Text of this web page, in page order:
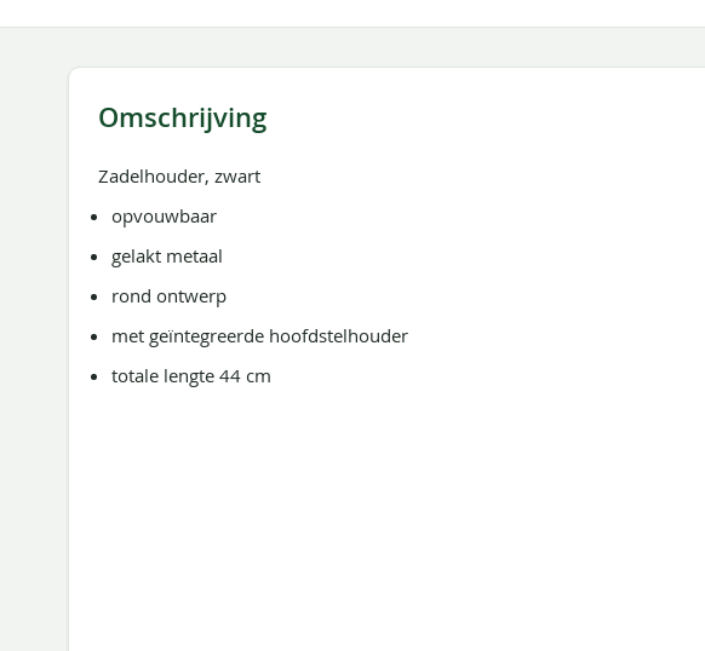
afbeeldingen-
Omschrijving
Zadelhouder, zwart
opvouwbaar
gelakt metaal
rond ontwerp
met geïntegreerde hoofdstelhouder
totale lengte 44 cm